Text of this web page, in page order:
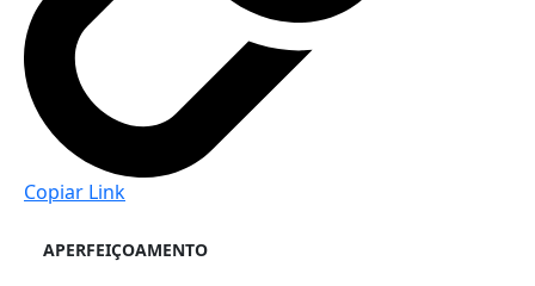
Copiar Link
APERFEIÇOAMENTO